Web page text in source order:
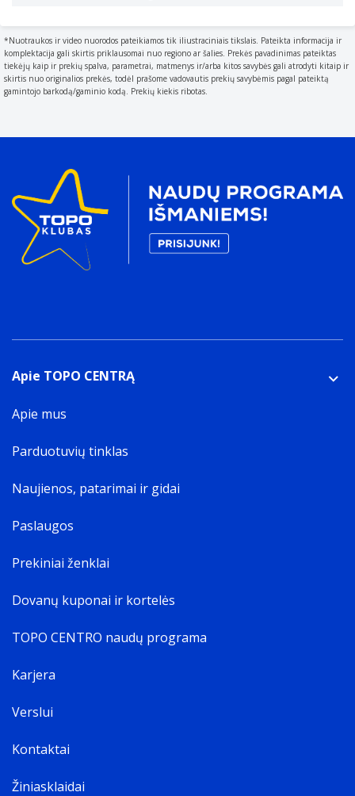
*Nuotraukos ir video nuorodos pateikiamos tik iliustraciniais tikslais. Pateikta informacija ir
komplektacija gali skirtis priklausomai nuo regiono ar šalies. Prekės pavadinimas pateiktas
tiekėjų kaip ir prekių spalva, parametrai, matmenys ir/arba kitos savybės gali atrodyti kitaip ir
skirtis nuo originalios prekės, todėl prašome vadovautis prekių savybėmis pagal pateiktą
gamintojo barkodą/gaminio kodą. Prekių kiekis ribotas.
Apie TOPO CENTRĄ
Apie mus
Parduotuvių tinklas
Naujienos, patarimai ir gidai
Paslaugos
Prekiniai ženklai
Dovanų kuponai ir kortelės
TOPO CENTRO naudų programa
Karjera
Verslui
Kontaktai
Žiniasklaidai